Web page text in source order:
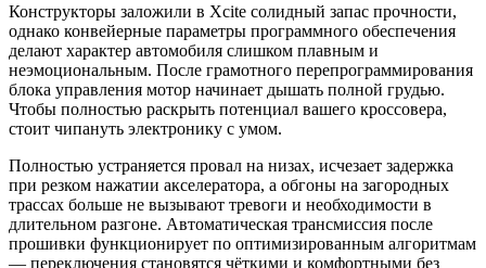
Конструкторы заложили в Xcite солидный запас прочности,
однако конвейерные параметры программного обеспечения
делают характер автомобиля слишком плавным и
неэмоциональным. После грамотного перепрограммирования
блока управления мотор начинает дышать полной грудью.
Чтобы полностью раскрыть потенциал вашего кроссовера,
стоит чипануть электронику с умом.
Полностью устраняется провал на низах, исчезает задержка
при резком нажатии акселератора, а обгоны на загородных
трассах больше не вызывают тревоги и необходимости в
длительном разгоне. Автоматическая трансмиссия после
прошивки функционирует по оптимизированным алгоритмам
— переключения становятся чёткими и комфортными без